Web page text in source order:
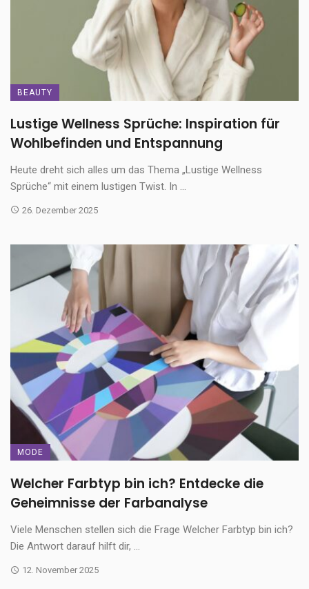
BEAUTY
Lustige Wellness Sprüche: Inspiration für
Wohlbefinden und Entspannung
Heute dreht sich alles um das Thema „Lustige Wellness
Sprüche“ mit einem lustigen Twist. In ...
26. Dezember 2025
MODE
Welcher Farbtyp bin ich? Entdecke die
Geheimnisse der Farbanalyse
Viele Menschen stellen sich die Frage Welcher Farbtyp bin ich?
Die Antwort darauf hilft dir, ...
12. November 2025